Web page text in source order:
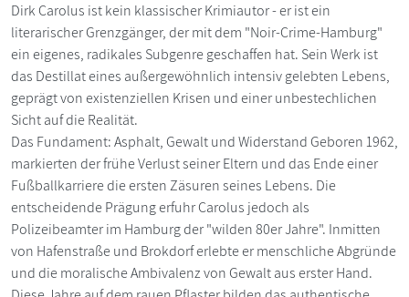
Dirk Carolus ist kein klassischer Krimiautor - er ist ein
literarischer Grenzgänger, der mit dem "Noir-Crime-Hamburg"
ein eigenes, radikales Subgenre geschaffen hat. Sein Werk ist
das Destillat eines außergewöhnlich intensiv gelebten Lebens,
geprägt von existenziellen Krisen und einer unbestechlichen
Sicht auf die Realität.
Das Fundament: Asphalt, Gewalt und Widerstand Geboren 1962,
markierten der frühe Verlust seiner Eltern und das Ende einer
Fußballkarriere die ersten Zäsuren seines Lebens. Die
entscheidende Prägung erfuhr Carolus jedoch als
Polizeibeamter im Hamburg der "wilden 80er Jahre". Inmitten
von Hafenstraße und Brokdorf erlebte er menschliche Abgründe
und die moralische Ambivalenz von Gewalt aus erster Hand.